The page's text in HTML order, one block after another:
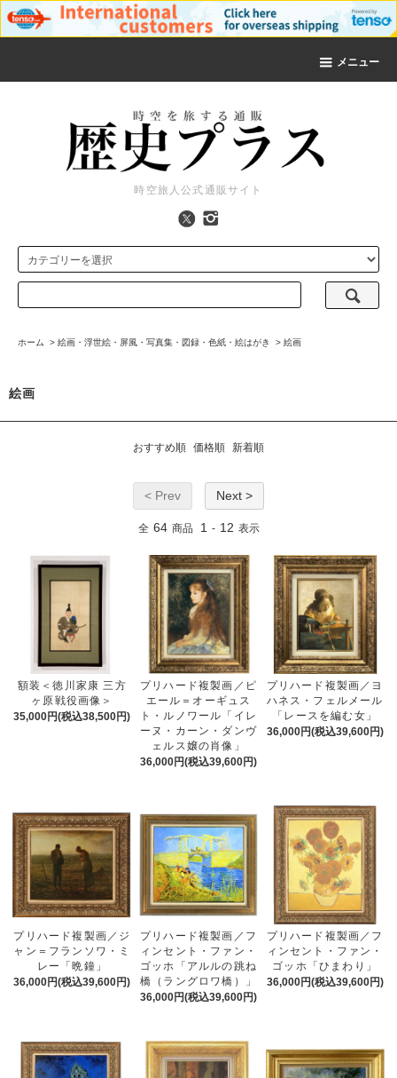
メニュー
時空旅人公式通販サイト
ホーム > 絵画・浮世絵・屏風・写真集・図録・色紙・絵はがき > 絵画
絵画
おすすめ順 価格順 新着順
< Prev Next >
全 64 商品 1 - 12 表示
額装＜徳川家康 三方
ヶ原戦役画像＞
35,000円(税込38,500円)
プリハード複製画／ピ
エール＝オーギュス
ト・ルノワール「イレ
ーヌ・カーン・ダンヴ
ェルス嬢の肖像」
36,000円(税込39,600円)
プリハード複製画／ヨ
ハネス・フェルメール
「レースを編む女」
36,000円(税込39,600円)
プリハード複製画／ジ
ャン＝フランソワ・ミ
レー「晩鐘」
36,000円(税込39,600円)
プリハード複製画／フ
ィンセント・ファン・
ゴッホ「アルルの跳ね
橋（ラングロワ橋）」
36,000円(税込39,600円)
プリハード複製画／フ
ィンセント・ファン・
ゴッホ「ひまわり」
36,000円(税込39,600円)